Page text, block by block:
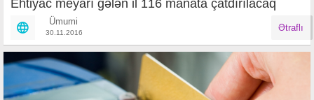
Ehtiyac meyarı gələn il 116 manata çatdırılacaq
Ümumi
30.11.2016 Ətraflı